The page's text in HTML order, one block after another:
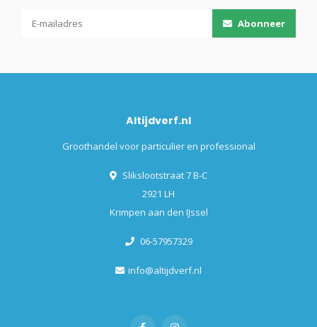
Abonneer
Altijdverf.nl
Groothandel voor particulier en professional
Slikslootstraat 7 B-C
2921 LH
Krimpen aan den IJssel
06-57957329
info@altijdverf.nl